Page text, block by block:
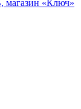
магазин «Ключ»